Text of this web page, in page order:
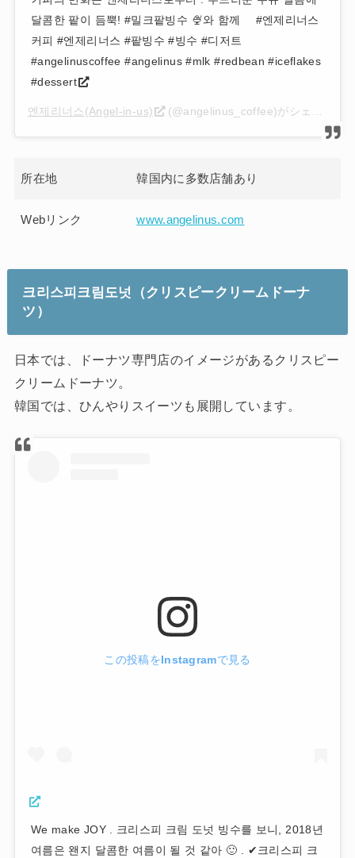
달콤한 팥이 듬뿍! #밀크팥빙수 🍨와 함께 ⠀ #엔제리너스
커피 #엔제리너스 #팥빙수 #빙수 #디저트
#angelinuscoffee #angelinus #mlk #redbean #iceflakes
#dessert
엔제리너스(Angel-in-us) (@angelinus_coffee)がシェアした投稿 –
所在地 韓国内に多数店舗あり
Webリンク www.angelinus.com
크리스피크림도넛
（クリスピークリームドーナ
ツ）
日本では、ドーナツ専門店のイメージがあるクリスピー
クリームドーナツ。
韓国では、ひんやりスイーツも展開しています。
この投稿をInstagramで見る
We make JOY . 크리스피 크림 도넛 빙수를 보니, 2018년
여름은 왠지 달콤한 여름이 될 것 같아 🙂 . ✔크리스피 크